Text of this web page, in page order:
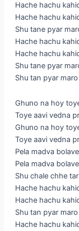
Hache hachu
Hache hachu
Shu tane pyar
Hache hachu
Hache hachu
Shu tane pyar
Shu tan pyar
Ghuno na hoy
Toye aavi vedna
Ghuno na hoy
Toye aavi vedna
Pela madva
Pela madva
Shu chale chhe
Hache hachu
Hache hachu
Shu tan pyar
Hache hachu